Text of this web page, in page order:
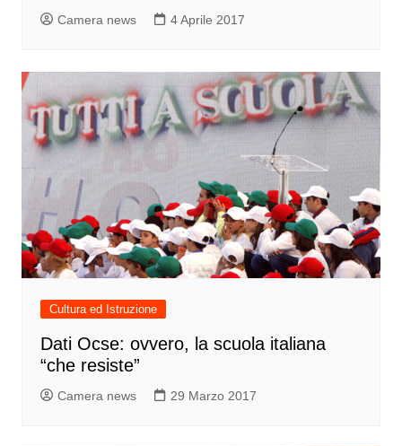
Camera news 4 Aprile 2017
Cultura ed Istruzione
Dati Ocse: ovvero, la scuola italiana
“che resiste”
Camera news 29 Marzo 2017